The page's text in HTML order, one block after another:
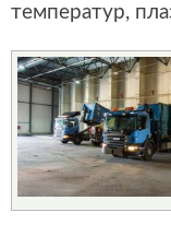
температур,